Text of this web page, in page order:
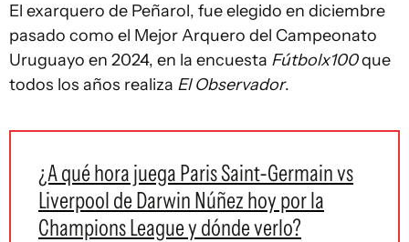
El exarquero de Peñarol, fue elegido en diciembre
pasado como el Mejor Arquero del Campeonato
Uruguayo en 2024, en la encuesta Fútbolx100que
todos los años realiza El Observador.
¿A qué hora juega Paris Saint-Germain vs
Liverpool de Darwin Núñez hoy por la
Champions League y dónde verlo?